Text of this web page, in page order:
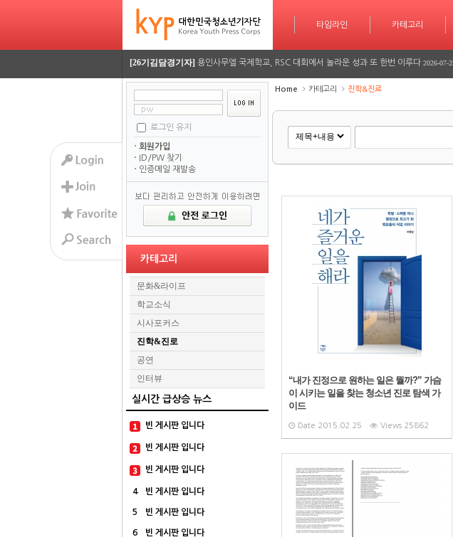
타임라인
타임라인 카테고리
카테고리 알림마당
[26기정재훈기자] AI가 짜주는 맞춤형 방학 시간표…학습 계획도 인공지능 시대 2026-07-30
[26기이율관기자] 수업 시간 덮친 화재, 동탄 학원가 긴급 대피 소동
[26기김담경기자] 2026 서울평화 모의유엔대회에 가다 2026-06-26
[26기김담경기자] 2026 서울평화 모의유엔대회에 가다 2026-06-25
[26기정재훈기자] AI가 짜주는 맞춤형 방학 시간표…학습 계획도 인공지능 시대
[26기김담경기자] 용인사무엘 국제학교, RSC 대회에서 놀라운 성과 또 한번 이루다 2026-07-25
[26기이율관기자] 수업 시간 덮친 화재, 동탄 학원가 긴급 대피 소동 2026-07-08
[26기김담경기자] 2026 서울평화 모의유엔대회에 가다 2026-06-26
[26기김담경기자] 2026 서울평화 모의유엔대회에 가다 2026-06-25
로그인 유지
회원가입
ID/PW 찾기
인증메일 재발송
카테고리
문화&라이프
학교소식
시사포커스
진학&진로
공연
인터뷰
실시간 급상승 뉴스
빈 게시판 입니다
빈 게시판 입니다
빈 게시판 입니다
4 빈 게시판 입니다
5 빈 게시판 입니다
6 빈 게시판 입니다
Home 카테고리 진학&진로
“내가 진정으로 원하는 일은 뭘까?” 가슴
이 시키는 일을 찾는 청소년 진로 탐색 가
이드
Date 2015.02.25 Views 25862
Sketchbook5, 스케치북5
Sketchbook5, 스케치북5
Sketchbook5, 스케치북5
Sketchbook5, 스케치북5